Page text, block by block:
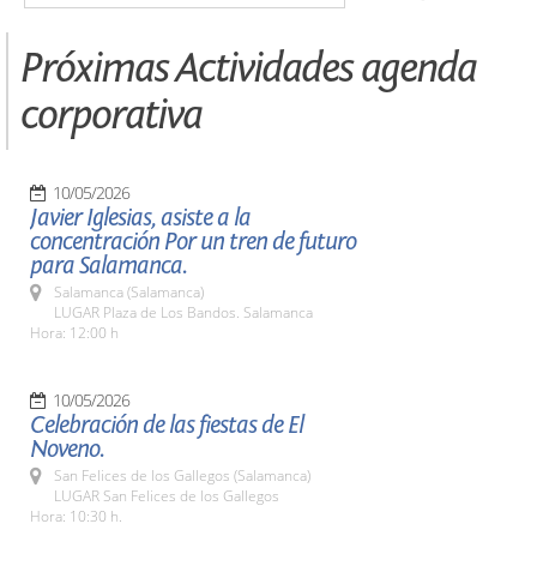
Próximas Actividades agenda
corporativa
10/05/2026
Javier Iglesias, asiste a la
concentración Por un tren de futuro
para Salamanca.
Salamanca (Salamanca)
LUGAR Plaza de Los Bandos. Salamanca
Hora: 12:00 h
10/05/2026
Celebración de las fiestas de El
Noveno.
San Felices de los Gallegos (Salamanca)
LUGAR San Felices de los Gallegos
Hora: 10:30 h.